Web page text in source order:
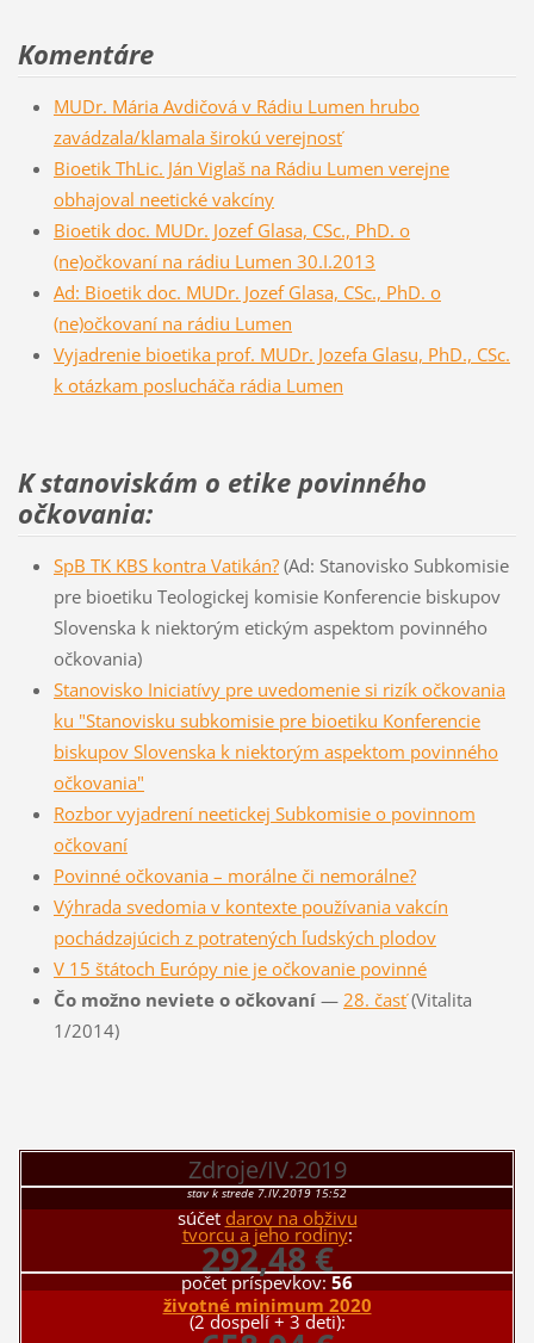
Komentáre
MUDr. Mária Avdičová v Rádiu Lumen hrubo
zavádzala/klamala širokú verejnosť
Bioetik ThLic. Ján Viglaš na Rádiu Lumen verejne
obhajoval neetické vakcíny
Bioetik doc. MUDr. Jozef Glasa, CSc., PhD. o
(ne)očkovaní na rádiu Lumen 30.I.2013
Ad: Bioetik doc. MUDr. Jozef Glasa, CSc., PhD. o
(ne)očkovaní na rádiu Lumen
Vyjadrenie bioetika prof. MUDr. Jozefa Glasu, PhD., CSc.
k otázkam poslucháča rádia Lumen
K stanoviskám o etike povinného
očkovania:
SpB TK KBS kontra Vatikán?(Ad: Stanovisko Subkomisie
pre bioetiku Teologickej komisie Konferencie biskupov
Slovenska k niektorým etickým aspektom povinného
očkovania)
Stanovisko Iniciatívy pre uvedomenie si rizík očkovania
ku "Stanovisku subkomisie pre bioetiku Konferencie
biskupov Slovenska k niektorým aspektom povinného
očkovania"
Rozbor vyjadrení neetickej Subkomisie o povinnom
očkovaní
Povinné očkovania – morálne či nemorálne?
Výhrada svedomia v kontexte používania vakcín
pochádzajúcich z potratených ľudských plodov
V 15 štátoch Európy nie je očkovanie povinné
Čo možno neviete o očkovaní— 28. časť(Vitalita
1/2014)
Zdroje/IV.2019
stav k strede 7.IV.2019 15:52
súčet darov na obživu
tvorcu a jeho rodiny:
292,48 €
počet príspevkov: 56
životné minimum 2020
(2 dospelí + 3 deti):